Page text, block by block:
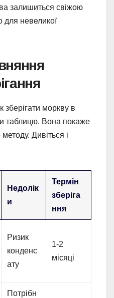
залишиться свіжою
для невеликої
моркву в
таблицю. Вона покаже
Дивіться і
Недолік
и
Термін
зберіга
ння
Ризик
конденс
ату
1-2
місяці
Потрібн